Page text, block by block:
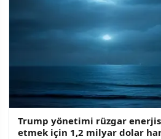
Trump yönetimi rüzgar
etmek için 1,2 milyar dolar